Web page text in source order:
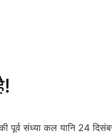
पूर्व संध्या कल यानि 24